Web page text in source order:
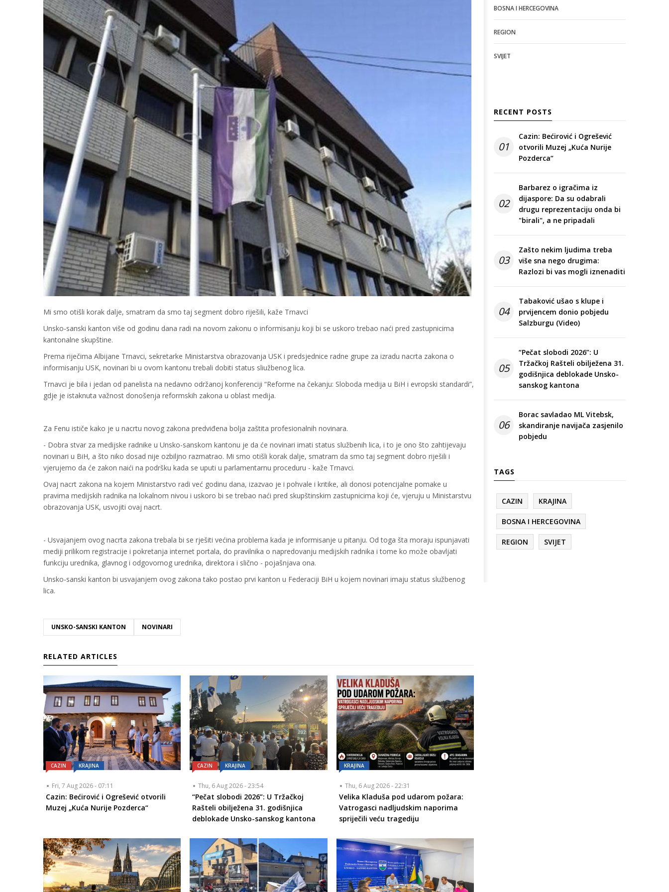
Mi smo otišli korak dalje, smatram da smo taj segment dobro riješili, kaže Trnavci
Unsko-sanski kanton više od godinu dana radi na novom zakonu o informisanju koji bi se uskoro trebao naći pred zastupnicima
kantonalne skupštine.
Prema riječima Albijane Trnavci, sekretarke Ministarstva obrazovanja USK i predsjednice radne grupe za izradu nacrta zakona o
informisanju USK, novinari bi u ovom kantonu trebali dobiti status sliužbenog lica.
Trnavci je bila i jedan od panelista na nedavno održanoj konferenciji “Reforme na čekanju: Sloboda medija u BiH i evropski standardi”,
gdje je istaknuta važnost donošenja reformskih zakona u oblast medija.
Za Fenu ističe kako je u nacrtu novog zakona predviđena bolja zaštita profesionalnih novinara.
- Dobra stvar za medijske radnike u Unsko-sanskom kantonu je da će novinari imati status službenih lica, i to je ono što zahtijevaju
novinari u BiH, a što niko dosad nije ozbiljno razmatrao. Mi smo otišli korak dalje, smatram da smo taj segment dobro riješili i
vjerujemo da će zakon naići na podršku kada se uputi u parlamentarnu proceduru - kaže Trnavci.
Ovaj nacrt zakona na kojem Ministarstvo radi već godinu dana, izazvao je i pohvale i kritike, ali donosi potencijalne pomake u
pravima medijskih radnika na lokalnom nivou i uskoro bi se trebao naći pred skupštinskim zastupnicima koji će, vjeruju u Ministarstvu
obrazovanja USK, usvojiti ovaj nacrt.
- Usvajanjem ovog nacrta zakona trebala bi se rješiti većina problema kada je informisanje u pitanju. Od toga šta moraju ispunjavati
mediji prilikom registracije i pokretanja internet portala, do pravilnika o napredovanju medijskih radnika i tome ko može obavljati
funkciju urednika, glavnog i odgovornog urednika, direktora i slično - pojašnjava ona.
Unsko-sanski kanton bi usvajanjem ovog zakona tako postao prvi kanton u Federaciji BiH u kojem novinari imaju status službenog
lica.
UNSKO-SANSKI KANTON NOVINARI
RELATED ARTICLES
CAZIN KRAJINA
Fri, 7 Aug 2026 - 07:11
Cazin: Bećirović i Ogrešević otvorili
Muzej „Kuća Nurije Pozderca“
CAZIN KRAJINA
Thu, 6 Aug 2026 - 23:54
“Pečat slobodi 2026”: U Tržačkoj
Rašteli obilježena 31. godišnjica
deblokade Unsko-sanskog kantona
KRAJINA
Thu, 6 Aug 2026 - 22:31
Velika Kladuša pod udarom požara:
Vatrogasci nadljudskim naporima
spriječili veću tragediju
BOSNA I HERCEGOVINA
REGION
SVIJET
RECENT POSTS
01
Cazin: Bećirović i Ogrešević
otvorili Muzej „Kuća Nurije
Pozderca“
02
Barbarez o igračima iz
dijaspore: Da su odabrali
drugu reprezentaciju onda bi
"birali", a ne pripadali
03
Zašto nekim ljudima treba
više sna nego drugima:
Razlozi bi vas mogli iznenaditi
04
Tabaković ušao s klupe i
prvijencem donio pobjedu
Salzburgu (Video)
05
“Pečat slobodi 2026”: U
Tržačkoj Rašteli obilježena 31.
godišnjica deblokade Unsko-
sanskog kantona
06
Borac savladao ML Vitebsk,
skandiranje navijača zasjenilo
pobjedu
TAGS
CAZIN KRAJINA
BOSNA I HERCEGOVINA
REGION SVIJET